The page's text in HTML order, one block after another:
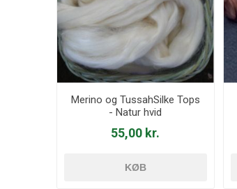
Merino og TussahSilke Tops
- Natur hvid
55,00 kr.
KØB